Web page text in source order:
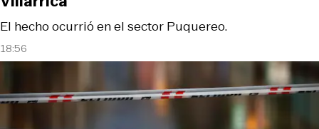
18:56
El hecho ocurrió en el sector Puquereo.